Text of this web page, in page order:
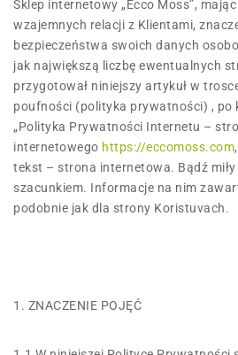
Sklep internetowy „Ecco Moss”,
wzajemnych relacji z Klientami,
bezpieczeństwa swoich danych
jak największą liczbę ewentualnych
przygotował niniejszy artykuł w
poufności (polityka prywatności) , po
„Polityka Prywatności Internetu –
internetowego https://eccomoss.com
tekst – strona internetowa. Bądź
szacunkiem. Informacje na nim
podobnie jak dla strony Koristuvach.
1. ZNACZENIE POJĘĆ